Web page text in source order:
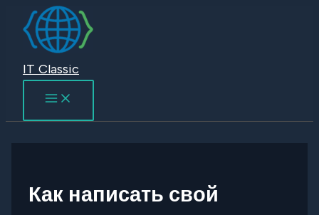
Перейти
содержимому
IT Classic
Как написать свой